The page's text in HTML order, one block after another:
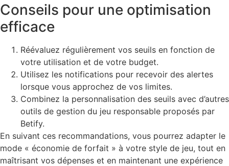
Conseils pour une optimisation
efficace
Réévaluez régulièrement vos seuils en fonction de
votre utilisation et de votre budget.
Utilisez les notifications pour recevoir des alertes
lorsque vous approchez de vos limites.
Combinez la personnalisation des seuils avec d’autres
outils de gestion du jeu responsable proposés par
Betify.
En suivant ces recommandations, vous pourrez adapter le
mode « économie de forfait » à votre style de jeu, tout en
maîtrisant vos dépenses et en maintenant une expérience